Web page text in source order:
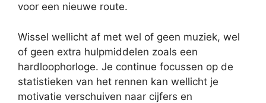
voor een nieuwe route.
Wissel wellicht af met wel of geen muziek, wel
of geen extra hulpmiddelen zoals een
hardloophorloge. Je continue focussen op de
statistieken van het rennen kan wellicht je
motivatie verschuiven naar cijfers en